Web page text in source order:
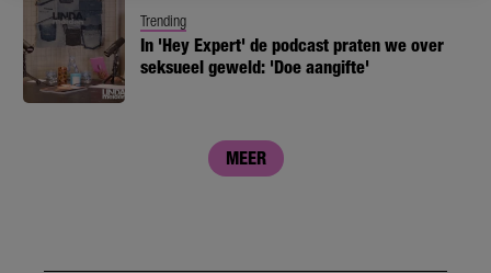
Trending
In 'Hey Expert' de podcast praten we over
seksueel geweld: 'Doe aangifte'
MEER